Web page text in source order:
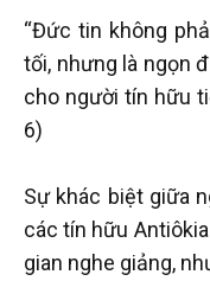
“Đức tin không
tối, nhưng là ngọn
cho người tín hữu
6)
Sự khác biệt giữa
các tín hữu
gian nghe giảng,